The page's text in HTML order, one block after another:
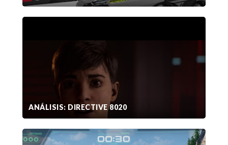
ANÁLISIS: DIRECTIVE 8020